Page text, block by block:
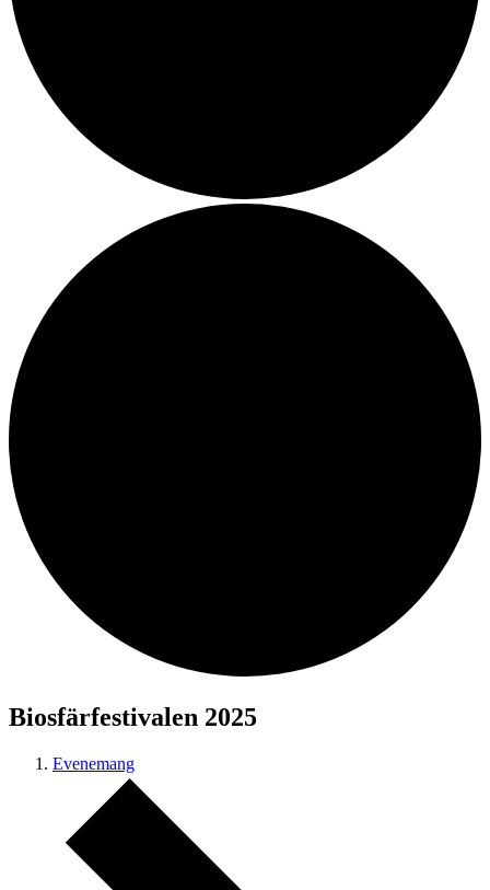
Biosfärfestivalen 2025
Evenemang